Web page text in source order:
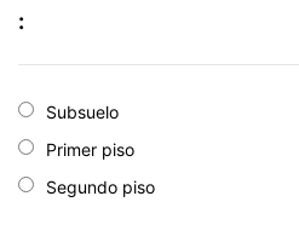
:
Subsuelo
Primer piso
Segundo piso